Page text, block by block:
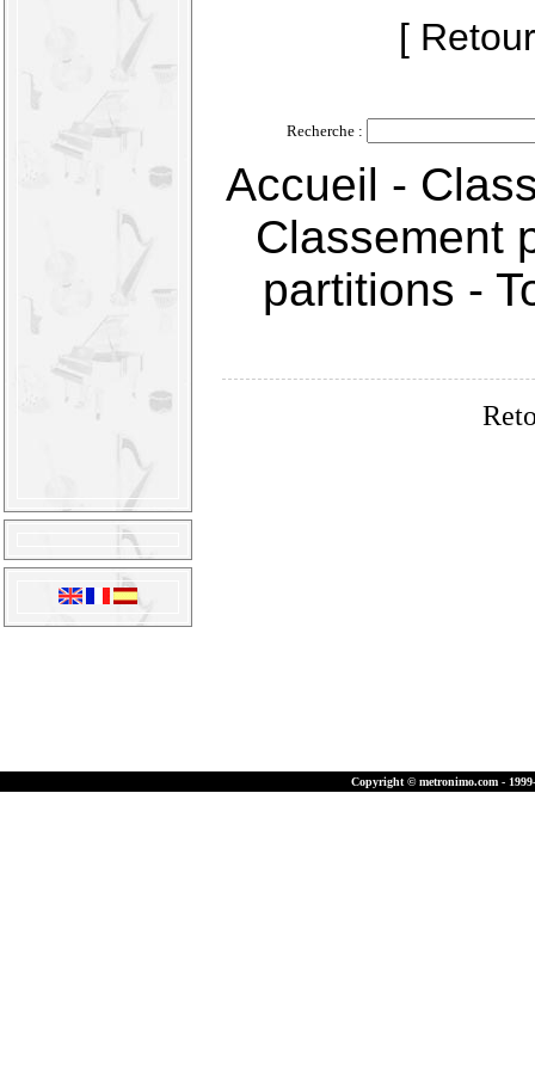
[
Recherche :
Accueil -
Classement
partitions -
Copyright © metronimo.com -